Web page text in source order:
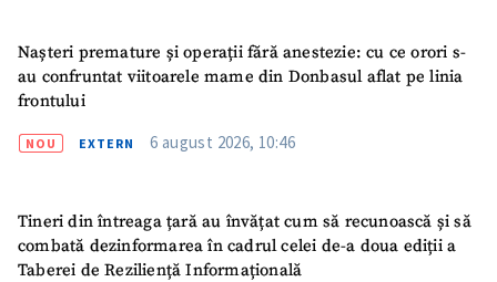
Nașteri premature și operații fără anestezie: cu ce orori s-
au confruntat viitoarele mame din Donbasul aflat pe linia
frontului
NOU EXTERN 6 august 2026, 10:46
Tineri din întreaga țară au învățat cum să recunoască și să
combată dezinformarea în cadrul celei de-a doua ediții a
Taberei de Reziliență Informațională